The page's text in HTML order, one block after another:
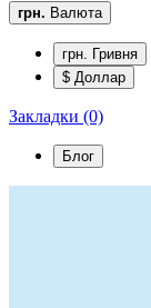
грн. Валюта
грн. Гривня
$ Доллар
Закладки (0)
Блог